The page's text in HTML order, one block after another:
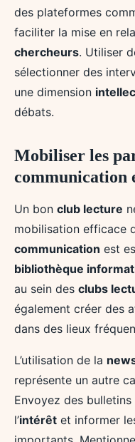
des plateformes
faciliter la mise en
chercheurs. Utiliser
sélectionner des
une dimension
débats.
Mobiliser les
communication
Un bon club lecture
mobilisation efficace
communication est
bibliothèque
au sein des clubs
également créer des
dans des lieux
L’utilisation de la
représente un autre
Envoyez des
l’intérêt et informer